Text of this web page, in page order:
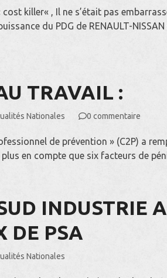
killer« , Il ne s’était pas
du PDG de RENAULT-
TRAVAIL :
Nationales 0 commentaire
de prévention » (C2P) a
plus en compte que six facteurs de
INDUSTRIE
DE PSA
Nationales